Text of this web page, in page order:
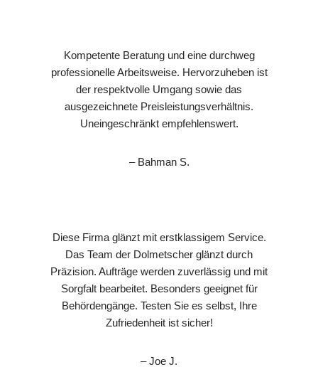
Kompetente Beratung und eine durchweg
professionelle Arbeitsweise. Hervorzuheben ist
der respektvolle Umgang sowie das
ausgezeichnete Preisleistungsverhältnis.
Uneingeschränkt empfehlenswert.
– Bahman S.
Diese Firma glänzt mit erstklassigem Service.
Das Team der Dolmetscher glänzt durch
Präzision. Aufträge werden zuverlässig und mit
Sorgfalt bearbeitet. Besonders geeignet für
Behördengänge. Testen Sie es selbst, Ihre
Zufriedenheit ist sicher!
– Joe J.